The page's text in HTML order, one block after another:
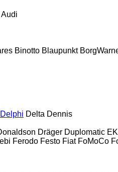
Audi
Binotto Blaupunkt
Delphi Delta Dennis
Dräger Duplomatic
Ferodo Festo Fiat FoMoCo